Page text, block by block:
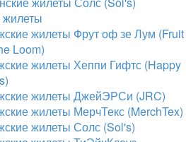
жилеты Фрут оф зе Лум (Fruit
Loom)
жилеты Хеппи Гифтс (Happy
жилеты ДжейЭРСи (JRC)
жилеты МерчТекс (MerchTex)
жилеты Солс (Sol's)